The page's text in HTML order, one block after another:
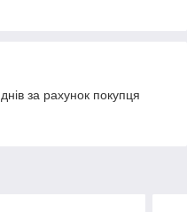
за рахунок покупця